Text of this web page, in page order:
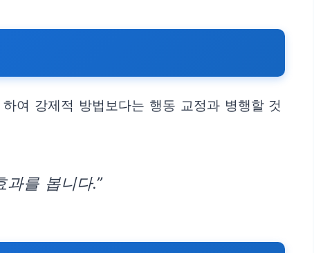
여 강제적 방법보다는 행동 교정과 병행할 것
를 봅니다.”